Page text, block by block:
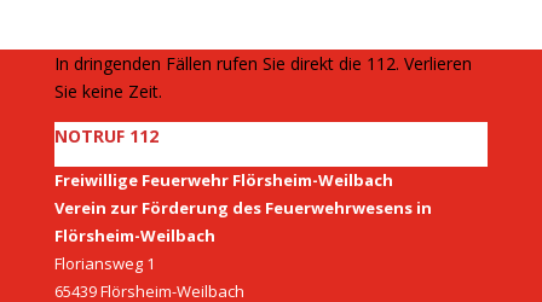
In dringenden Fällen rufen Sie direkt die 112. Verlieren
Sie keine Zeit.
NOTRUF 112
Freiwillige Feuerwehr Flörsheim-Weilbach
Verein zur Förderung des Feuerwehrwesens in
Flörsheim-Weilbach
Floriansweg 1
65439 Flörsheim-Weilbach